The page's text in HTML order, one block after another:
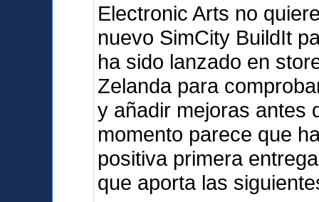
Electronic Arts no
nuevo SimCity BuildIt
ha sido lanzado en
Zelanda para
y añadir mejoras antes
momento parece que
positiva primera
que aporta las